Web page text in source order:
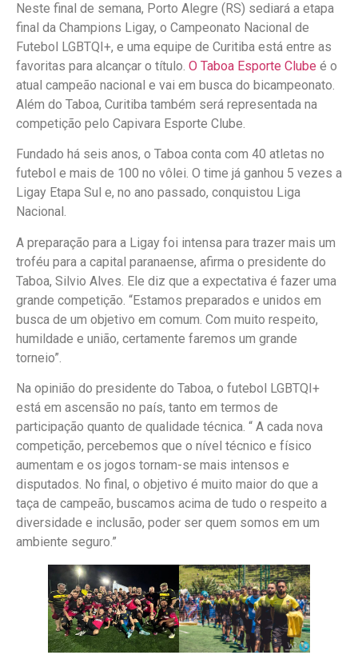
Neste final de semana, Porto Alegre (RS) sediará a etapa
final da Champions Ligay, o Campeonato Nacional de
Futebol LGBTQI+, e uma equipe de Curitiba está entre as
favoritas para alcançar o título. O Taboa Esporte Clube é o
atual campeão nacional e vai em busca do bicampeonato.
Além do Taboa, Curitiba também será representada na
competição pelo Capivara Esporte Clube.
Fundado há seis anos, o Taboa conta com 40 atletas no
futebol e mais de 100 no vôlei. O time já ganhou 5 vezes a
Ligay Etapa Sul e, no ano passado, conquistou Liga
Nacional.
A preparação para a Ligay foi intensa para trazer mais um
troféu para a capital paranaense, afirma o presidente do
Taboa, Silvio Alves. Ele diz que a expectativa é fazer uma
grande competição. “Estamos preparados e unidos em
busca de um objetivo em comum. Com muito respeito,
humildade e união, certamente faremos um grande
torneio”.
Na opinião do presidente do Taboa, o futebol LGBTQI+
está em ascensão no país, tanto em termos de
participação quanto de qualidade técnica. “ A cada nova
competição, percebemos que o nível técnico e físico
aumentam e os jogos tornam-se mais intensos e
disputados. No final, o objetivo é muito maior do que a
taça de campeão, buscamos acima de tudo o respeito a
diversidade e inclusão, poder ser quem somos em um
ambiente seguro.”